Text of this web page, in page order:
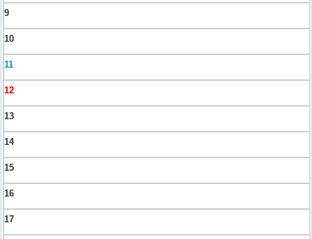
9
10
11
12
13
14
15
16
17